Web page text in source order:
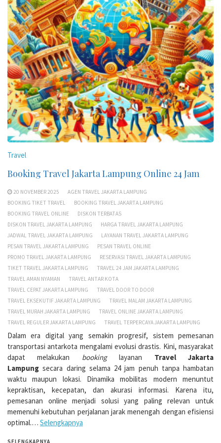
Travel
Booking Travel Jakarta Lampung Online 24 Jam
20 NOVEMBER 2025
AGEN TRAVEL JAKARTA LAMPUNG
BOOKING TIKET TRAVEL
BOOKING TRAVEL JAKARTA LAMPUNG
BOOKING TRAVEL ONLINE
DISKON TERBATAS
DISKON TRAVEL JAKARTA LAMPUNG
HARGA TRAVEL JAKARTA LAMPUNG
JADWAL TRAVEL JAKARTA LAMPUNG
LAYANAN TRAVEL JAKARTA LAMPUNG
PESAN TRAVEL JAKARTA LAMPUNG
PESAN TRAVEL ONLINE
PROMO TRAVEL JAKARTA LAMPUNG
RESERVASI TRAVEL JAKARTA LAMPUNG
TIKET TRAVEL JAKARTA LAMPUNG
TRAVEL 24 JAM JAKARTA LAMPUNG
TRAVEL AMAN NYAMAN
TRAVEL ANTAR KOTA
TRAVEL CEPAT JAKARTA LAMPUNG
TRAVEL DOOR TO DOOR
TRAVEL EKSEKUTIF JAKARTA LAMPUNG
TRAVEL MALAM JAKARTA LAMPUNG
TRAVEL MURAH JAKARTA LAMPUNG
TRAVEL ONLINE JAKARTA LAMPUNG
TRAVEL REGULER JAKARTA LAMPUNG
TRAVEL TERPERCAYA JAKARTA LAMPUNG
Dalam era digital yang semakin progresif, sistem pemesanan
transportasi antarkota mengalami evolusi drastis. Kini, masyarakat
dapat melakukan bookinglayanan Travel Jakarta
Lampung secara daring selama 24 jam penuh tanpa hambatan
waktu maupun lokasi. Dinamika mobilitas modern menuntut
kepraktisan, kecepatan, dan akurasi informasi. Karena itu,
pemesanan online menjadi solusi yang paling relevan untuk
memenuhi kebutuhan perjalanan jarak menengah dengan efisiensi
optimal.… Selengkapnya